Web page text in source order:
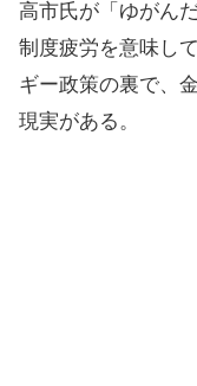
高市氏が「ゆがん
制度疲労を意味し
ギー政策の裏で、
現実がある。